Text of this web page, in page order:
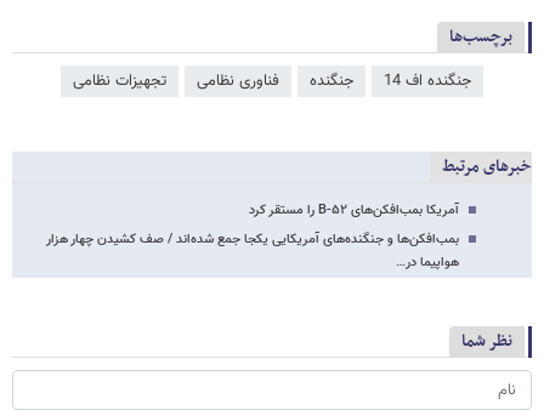
برچسب‌ها
جنگنده اف 14 جنگنده فناوری نظامی تجهیزات نظامی
خبرهای مرتبط
آمریکا بمب‌افکن‌های B-۵۲ را مستقر کرد
بمب‌افکن‌ها و جنگنده‌های آمریکایی یکجا جمع شده‌اند / صف کشیدن چهار هزار
هواپیما در…
نظر شما